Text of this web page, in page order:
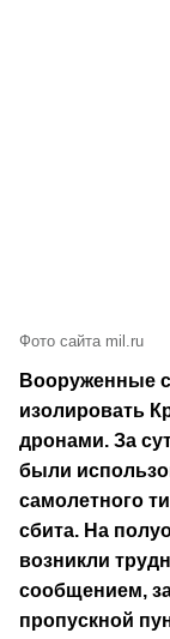
Фото сайта mil.ru
Вооруженные
изолировать
дронами. За
были
самолетного
сбита. На
возникли
сообщением,
пропускной